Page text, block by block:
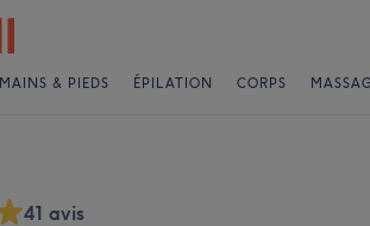
MAINS & PIEDS ÉPILATION CORPS
41 avis